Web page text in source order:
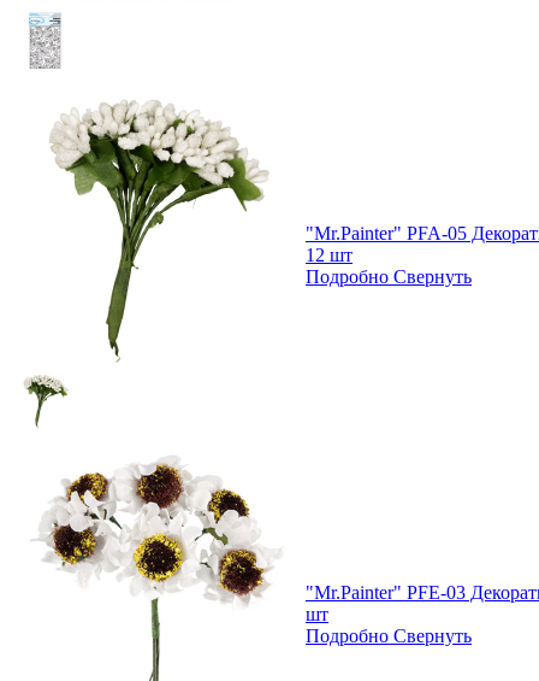
"Mr.Painter" PFA-05
12 шт
Подробно Свернуть
"Mr.Painter" PFE-03
шт
Подробно Свернуть